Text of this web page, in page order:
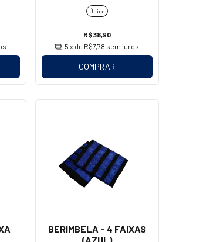
Único
R$38,90
5 x de R$7,78 sem juros
COMPRAR
BERIMBELA - 4 FAIXAS